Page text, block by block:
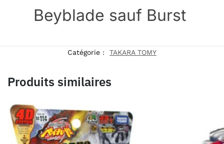
Beyblade sauf Burst
Catégorie : TAKARA TOMY
Produits similaires